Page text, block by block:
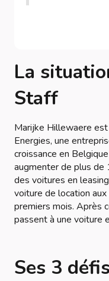
La
Staff
Marijke Hillewaere
Energies, une
croissance en
augmenter de plus de
des voitures en
voiture de location
premiers mois. Après
passent à une voiture
Ses 3 défis